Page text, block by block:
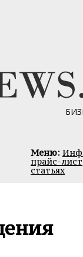
Меню:
прайс-лист
статьях